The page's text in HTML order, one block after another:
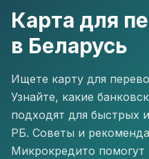
Карта для
в Беларусь
Ищете карту для
Узнайте, какие
подходят для быстрых
РБ. Советы и
Микрокредито